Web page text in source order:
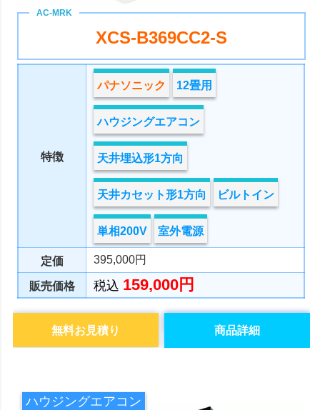
XCS-B369CC2-S
特徴
パナソニック 12畳用
ハウジングエアコン
天井埋込形1方向
天井カセット形1方向 ビルトイン
単相200V 室外電源
定価 395,000円
販売価格 税込 159,000円
商品詳細
無料お見積り
ハウジングエアコン